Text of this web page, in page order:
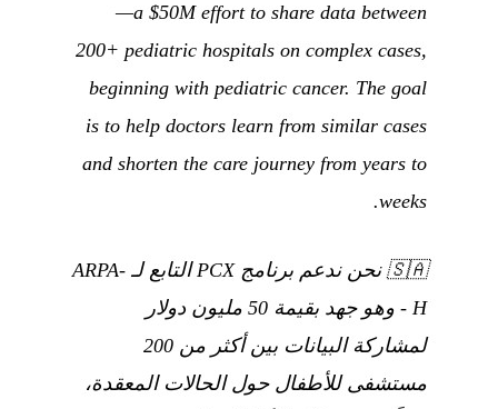
—a $50M effort to share data between
200+ pediatric hospitals on complex cases,
beginning with pediatric cancer. The goal
is to help doctors learn from similar cases
and shorten the care journey from years to
weeks.
🇸🇦
نحن ندعم برنامج PCX التابع لـ ARPA-
H - وهو جهد بقيمة 50 مليون دولار
لمشاركة البيانات بين أكثر من 200
مستشفى للأطفال حول الحالات المعقدة،